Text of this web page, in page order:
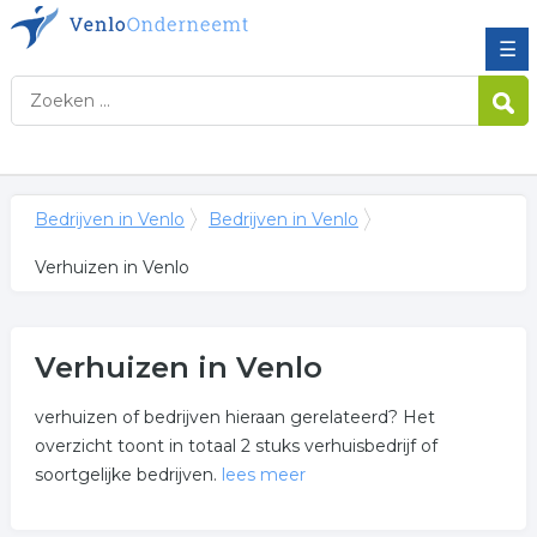
☰
Bedrijven in Venlo Bedrijven in Venlo
Verhuizen in Venlo
Verhuizen in Venlo
verhuizen of bedrijven hieraan gerelateerd? Het
overzicht toont in totaal 2 stuks verhuisbedrijf of
soortgelijke bedrijven. lees meer